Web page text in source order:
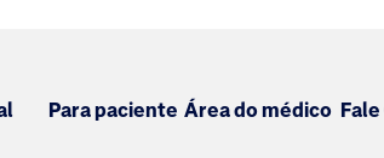
Para paciente Área do médico